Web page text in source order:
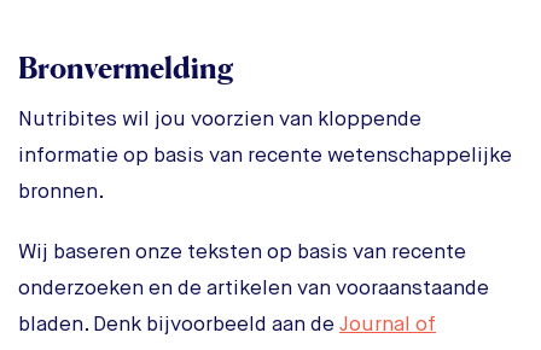
Bronvermelding
Nutribites wil jou voorzien van kloppende
informatie op basis van recente wetenschappelijke
bronnen.
Wij baseren onze teksten op basis van recente
onderzoeken en de artikelen van vooraanstaande
bladen. Denk bijvoorbeeld aan de Journal of